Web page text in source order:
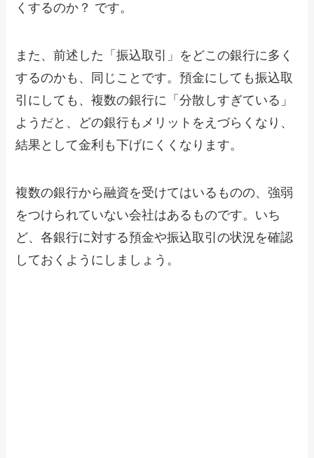
くするのか？ です。
また、前述した「振込取引」をどこの銀行に多く
するのかも、同じことです。預金にしても振込取
引にしても、複数の銀行に「分散しすぎている」
ようだと、どの銀行もメリットをえづらくなり、
結果として金利も下げにくくなります。
複数の銀行から融資を受けてはいるものの、強弱
をつけられていない会社はあるものです。いち
ど、各銀行に対する預金や振込取引の状況を確認
しておくようにしましょう。